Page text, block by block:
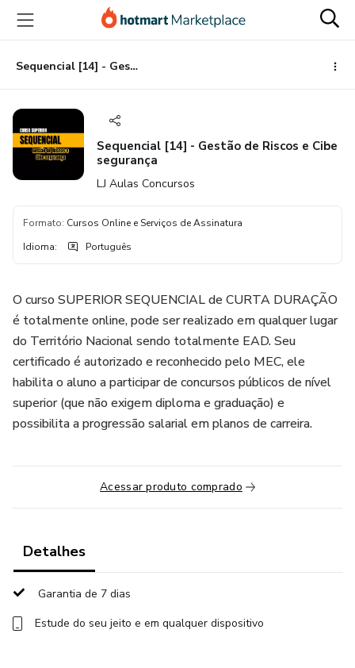
para
conteúdo
principal
para
pagamento
para
rodapé
Sequencial [14] - Gestão de Riscos e Cibe segurança
Sequencial [14] - Gestão de Riscos e Cibe
segurança
LJ Aulas Concursos
Formato: Cursos Online e Serviços de Assinatura
Idioma: Português
O curso SUPERIOR SEQUENCIAL de CURTA DURAÇÃO
é totalmente online, pode ser realizado em qualquer lugar
do Território Nacional sendo totalmente EAD. Seu
certificado é autorizado e reconhecido pelo MEC, ele
habilita o aluno a participar de concursos públicos de nível
superior (que não exigem diploma e graduação) e
possibilita a progressão salarial em planos de carreira.
Acessar produto comprado
Detalhes
Garantia de 7 dias
Estude do seu jeito e em qualquer dispositivo